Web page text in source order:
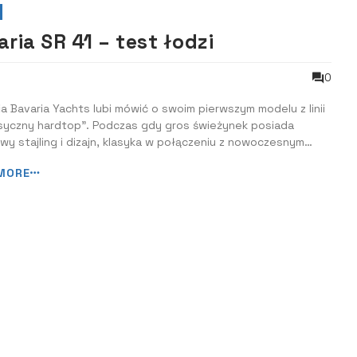
SR 41 – test łodzi
0
Bavaria Yachts lubi mówić o swoim pierwszym modelu z linii
hardtop”. Podczas gdy gros świeżynek posiada
stajling i dizajn, klasyka w połączeniu z nowoczesnym
kolejnej odsłony SR – mniejszej siostry – SR36. 41-ka